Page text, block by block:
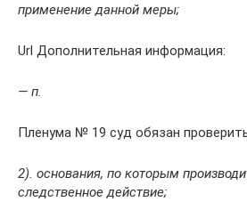
применение данной меры;
Url Дополнительная информация:
— п.
Пленума № 19 суд обязан
2). основания, по которым
следственное действие;